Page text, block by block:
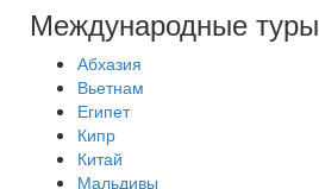
Международные туры
Абхазия
Вьетнам
Египет
Кипр
Китай
Мальдивы